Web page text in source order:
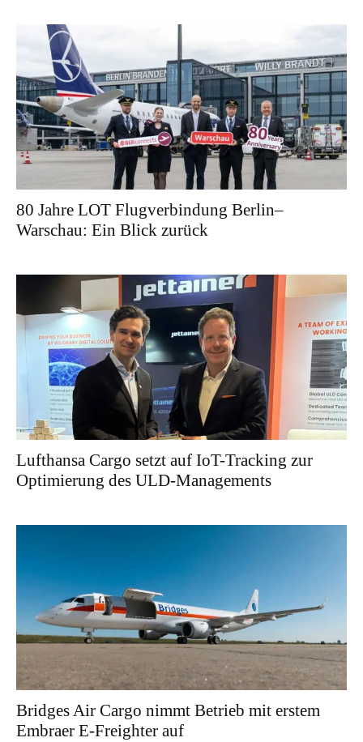
80 Jahre LOT Flugverbindung Berlin–
Warschau: Ein Blick zurück
Lufthansa Cargo setzt auf IoT-Tracking zur
Optimierung des ULD-Managements
Bridges Air Cargo nimmt Betrieb mit erstem
Embraer E-Freighter auf